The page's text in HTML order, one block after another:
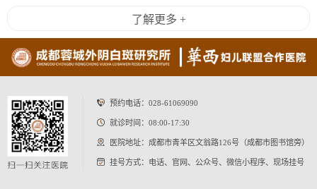
了解更多 +
预约电话： 028-61069090
就诊时间：08:00-17:30
医院地址：成都市青羊区文翁路126号（成都市图书馆旁）
挂号方式：电话、官网、公众号、微信小程序、现场挂号